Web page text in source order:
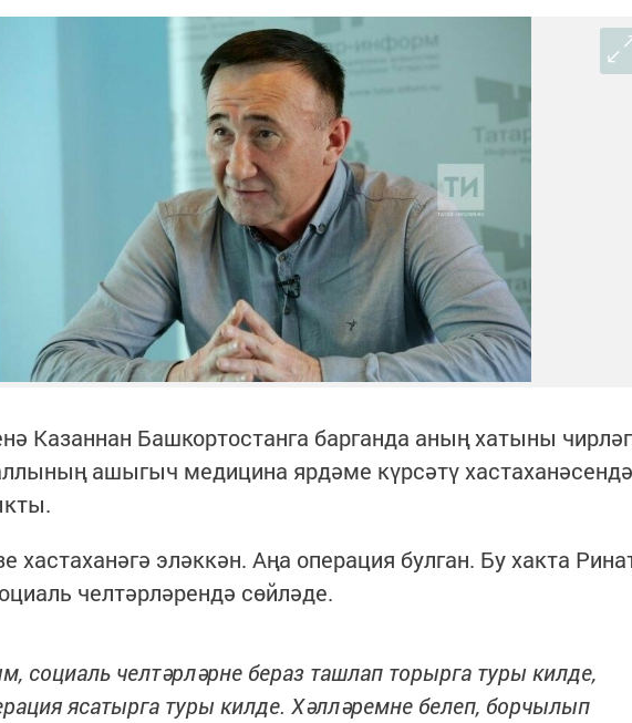
Казаннан Башкортостанга барганда аның хатыны
ашыгыч медицина ярдәме күрсәтү хастаханәсендә
эләккән. Аңа операция булган. Бу хакта
челтәрләрендә сөйләде.
социаль челтәрләрне бераз ташлап торырга туры килде,
ясатырга туры килде. Хәлләремне белеп, борчылып